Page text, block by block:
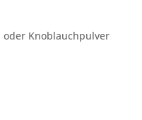
Knoblauchpulver